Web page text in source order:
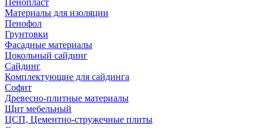
Пенопласт
Материалы для изоляции
Пенофол
Грунтовки
Фасадные материалы
Цокольный сайдинг
Сайдинг
Комплектующие для сайдинга
Софит
Древесно-плитные материалы
Щит мебельный
ЦСП, Цементно-стружечные плиты